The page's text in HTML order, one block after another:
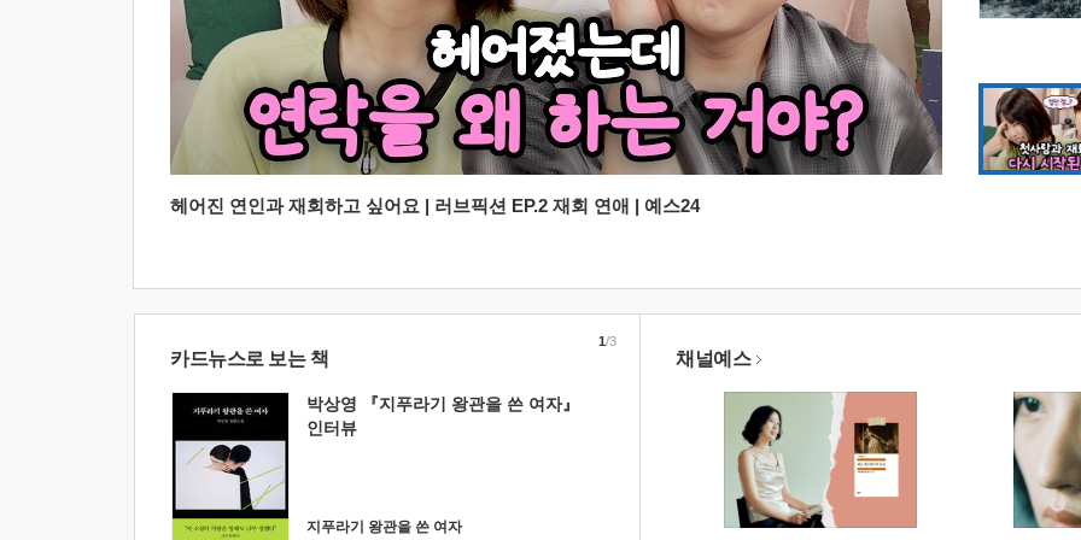
헤어진 연인과 재회하고 싶어요 | 러브픽션 EP.2 재회 연애 | 예스24
카드뉴스로 보는 책
박상영 『지푸라기 왕관을 쓴 여자』
인터뷰
지푸라기 왕관을 쓴 여자
1/3
채널예스